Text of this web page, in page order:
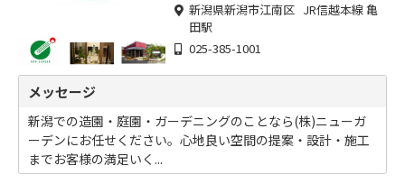
新潟県新潟市江南区 JR信越本線 亀
田駅
025-385-1001
メッセージ
新潟での造園・庭園・ガーデニングのことなら(株)ニューガ
ーデンにお任せください。心地良い空間の提案・設計・施工
までお客様の満足いく...